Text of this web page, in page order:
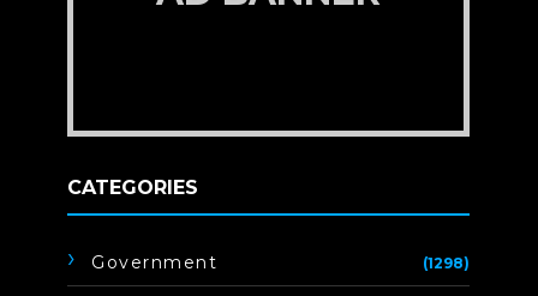
CATEGORIES
Government (1298)